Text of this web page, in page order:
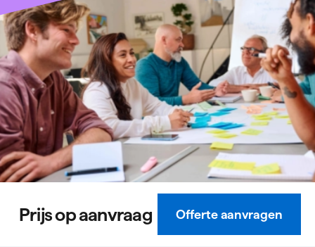
Prijs op aanvraag Offerte aanvragen